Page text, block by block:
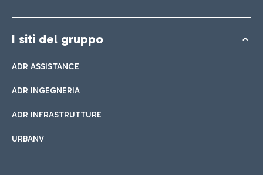
I siti del gruppo
ADR ASSISTANCE
ADR INGEGNERIA
ADR INFRASTRUTTURE
URBANV